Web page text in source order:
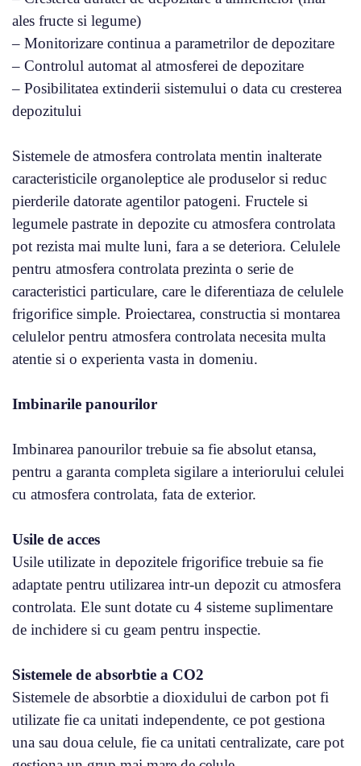
ales fructe si legume)
– Monitorizare continua a parametrilor de depozitare
– Controlul automat al atmosferei de depozitare
– Posibilitatea extinderii sistemului o data cu cresterea
depozitului
Sistemele de atmosfera controlata mentin inalterate
caracteristicile organoleptice ale produselor si reduc
pierderile datorate agentilor patogeni. Fructele si
legumele pastrate in depozite cu atmosfera controlata
pot rezista mai multe luni, fara a se deteriora. Celulele
pentru atmosfera controlata prezinta o serie de
caracteristici particulare, care le diferentiaza de celulele
frigorifice simple. Proiectarea, constructia si montarea
celulelor pentru atmosfera controlata necesita multa
atentie si o experienta vasta in domeniu.
Imbinarile panourilor
Imbinarea panourilor trebuie sa fie absolut etansa,
pentru a garanta completa sigilare a interiorului celulei
cu atmosfera controlata, fata de exterior.
Usile de acces
Usile utilizate in depozitele frigorifice trebuie sa fie
adaptate pentru utilizarea intr-un depozit cu atmosfera
controlata. Ele sunt dotate cu 4 sisteme suplimentare
de inchidere si cu geam pentru inspectie.
Sistemele de absorbtie a CO2
Sistemele de absorbtie a dioxidului de carbon pot fi
utilizate fie ca unitati independente, ce pot gestiona
una sau doua celule, fie ca unitati centralizate, care pot